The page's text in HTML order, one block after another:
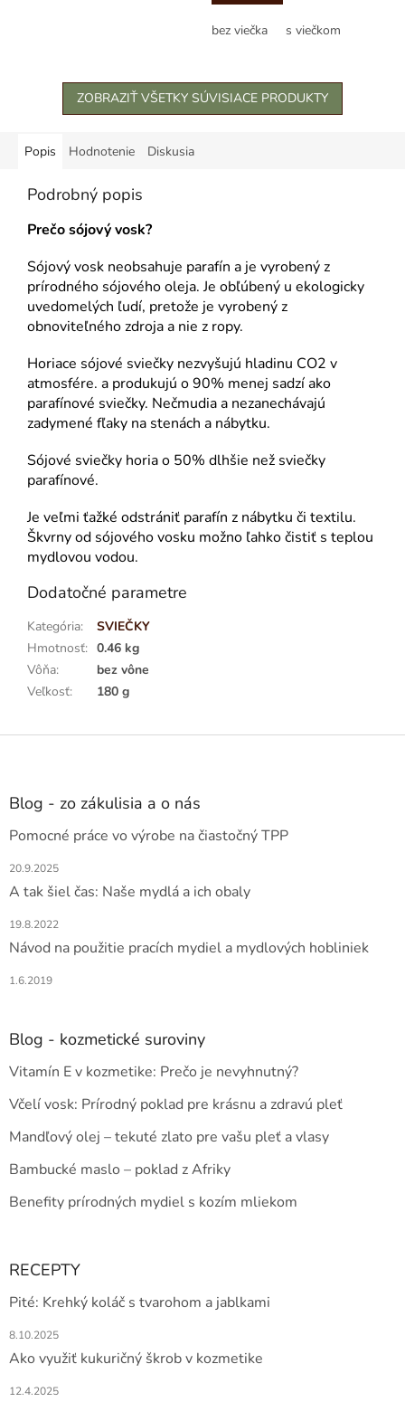
bez viečka
s viečkom
ZOBRAZIŤ VŠETKY SÚVISIACE PRODUKTY
Popis Hodnotenie Diskusia
Podrobný popis
Prečo sójový vosk?
Sójový vosk neobsahuje parafín a je vyrobený z
prírodného sójového oleja. Je obľúbený u ekologicky
uvedomelých ľudí, pretože je vyrobený z
obnoviteľného zdroja a nie z ropy.
Horiace sójové sviečky nezvyšujú hladinu CO2 v
atmosfére. a produkujú o 90% menej sadzí ako
parafínové sviečky. Nečmudia a nezanechávajú
zadymené fľaky na stenách a nábytku.
Sójové sviečky horia o 50% dlhšie než sviečky
parafínové.
Je veľmi ťažké odstrániť parafín z nábytku či textilu.
Škvrny od sójového vosku možno ľahko čistiť s teplou
mydlovou vodou.
Dodatočné parametre
Kategória:
SVIEČKY
Hmotnosť: 0.46 kg
Vôňa:
bez vône
Veľkosť: 180 g
Z
Blog - zo zákulisia a o nás
Pomocné práce vo výrobe na čiastočný TPP
20.9.2025
A tak šiel čas: Naše mydlá a ich obaly
19.8.2022
Návod na použitie pracích mydiel a mydlových hobliniek
1.6.2019
Blog - kozmetické suroviny
Vitamín E v kozmetike: Prečo je nevyhnutný?
Včelí vosk: Prírodný poklad pre krásnu a zdravú pleť
Mandľový olej – tekuté zlato pre vašu pleť a vlasy
Bambucké maslo – poklad z Afriky
Benefity prírodných mydiel s kozím mliekom
RECEPTY
Pité: Krehký koláč s tvarohom a jablkami
8.10.2025
Ako využiť kukuričný škrob v kozmetike
12.4.2025